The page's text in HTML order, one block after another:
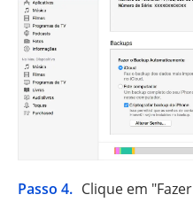
Passo 4. Clique em